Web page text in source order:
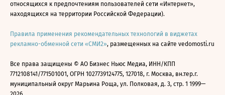
относящихся к предпочтениям пользователей сети «Интернет»,
находящихся на территории Российской Федерации).
Правила применения рекомендательных технологий в виджетах
рекламно-обменной сети «СМИ2», размещенных на сайте vedomosti.ru
Все права защищены © АО Бизнес Ньюс Медиа, ИНН/КПП
7712108141/771501001, ОГРН 1027739124775, 127018, г. Москва, вн.тер.г.
муниципальный округ Марьина Роща, ул. Полковая, д. 3, стр. 1 1999—